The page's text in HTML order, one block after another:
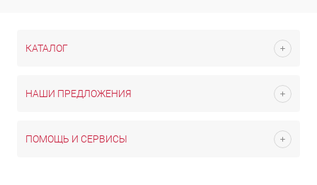
КАТАЛОГ
НАШИ ПРЕДЛОЖЕНИЯ
ПОМОЩЬ И СЕРВИСЫ